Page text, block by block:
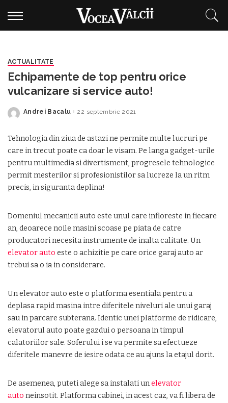
ACTUALITATE
Echipamente de top pentru orice
vulcanizare si service auto!
Posted
Andrei Bacalu 22 septembrie 2021
Tehnologia din ziua de astazi ne permite multe lucruri pe
care in trecut poate ca doar le visam. Pe langa gadget-urile
pentru multimedia si divertisment, progresele tehnologice
permit mesterilor si profesionistilor sa lucreze la un ritm
precis, in siguranta deplina!
Domeniul mecanicii auto este unul care infloreste in fiecare
an, deoarece noile masini scoase pe piata de catre
producatori necesita instrumente de inalta calitate. Un
elevator auto este o achizitie pe care orice garaj auto ar
trebui sa o ia in considerare.
Un elevator auto este o platforma esentiala pentru a
deplasa rapid masina intre diferitele niveluri ale unui garaj
sau in parcare subterana. Identic unei platforme de ridicare,
elevatorul auto poate gazdui o persoana in timpul
calatoriilor sale. Soferului i se va permite sa efectueze
diferitele manevre de iesire odata ce au ajuns la etajul dorit.
De asemenea, puteti alege sa instalati unelevator
auto neinsotit. Platforma cabinei, in acest caz, va fi libera de